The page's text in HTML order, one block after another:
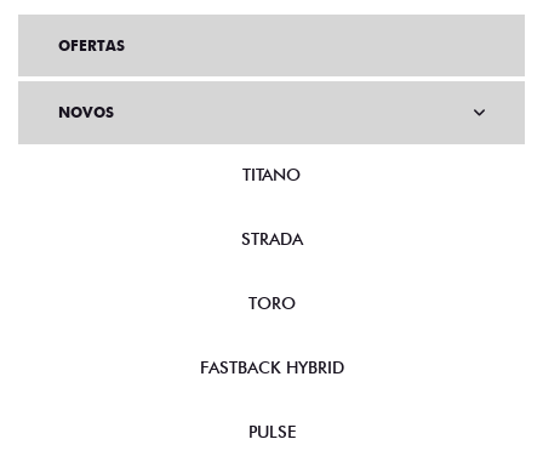
OFERTAS
NOVOS
TITANO
STRADA
TORO
FASTBACK HYBRID
PULSE